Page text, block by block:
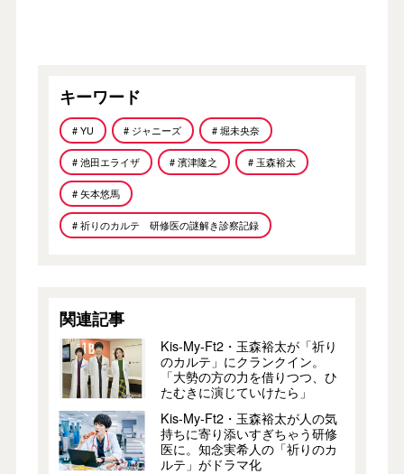
キーワード
# YU # ジャニーズ # 堀未央奈
# 池田エライザ # 濱津隆之 # 玉森裕太
# 矢本悠馬
# 祈りのカルテ 研修医の謎解き診察記録
関連記事
Kis-My-Ft2・玉森裕太が「祈り
のカルテ」にクランクイン。
「大勢の方の力を借りつつ、ひ
たむきに演じていけたら」
Kis-My-Ft2・玉森裕太が人の気
持ちに寄り添いすぎちゃう研修
医に。知念実希人の「祈りのカ
ルテ」がドラマ化